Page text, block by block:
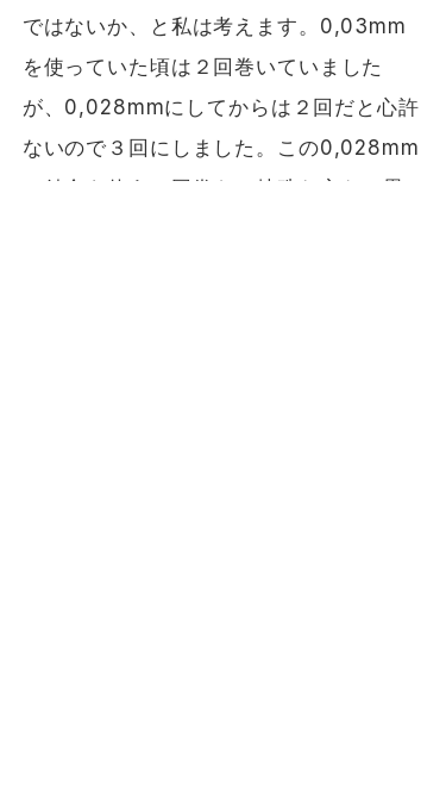
ではないか、と私は考えます。0,03mm
を使っていた頃は２回巻いていました
が、0,028mmにしてからは２回だと心許
ないので３回にしました。この0,028mm
の針金を使う３回巻きは特殊な方だと思